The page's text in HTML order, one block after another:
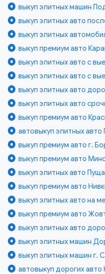
выкуп элитных машин
выкуп элитных авто
выкуп элитных
выкуп премиум авто
выкуп элитных авто с
выкуп элитных авто с
выкуп элитных авто
выкуп элитных авто
выкуп премиум авто
автовыкуп элитных
выкуп премиум авто г.
выкуп премиум авто
выкуп элитных авто
выкуп премиум авто
выкуп элитных авто на
выкуп премиум авто
выкуп элитных авто
выкуп элитных машин
выкуп элитных машин г.
автовыкуп дорогих авто